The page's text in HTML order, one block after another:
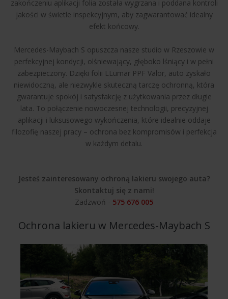
zakończeniu aplikacji folia została wygrzana i poddana kontroli
jakości w świetle inspekcyjnym, aby zagwarantować idealny
efekt końcowy.
Mercedes-Maybach S opuszcza nasze studio w Rzeszowie w
perfekcyjnej kondycji, olśniewający, głęboko lśniący i w pełni
zabezpieczony. Dzięki folii LLumar PPF Valor, auto zyskało
niewidoczną, ale niezwykle skuteczną tarczę ochronną, która
gwarantuje spokój i satysfakcję z użytkowania przez długie
lata. To połączenie nowoczesnej technologii, precyzyjnej
aplikacji i luksusowego wykończenia, które idealnie oddaje
filozofię naszej pracy – ochrona bez kompromisów i perfekcja
w każdym detalu.
Jesteś zainteresowany ochroną lakieru swojego auta?
Skontaktuj się z nami!
Zadzwoń - 575 676 005
Ochrona lakieru w Mercedes-Maybach S